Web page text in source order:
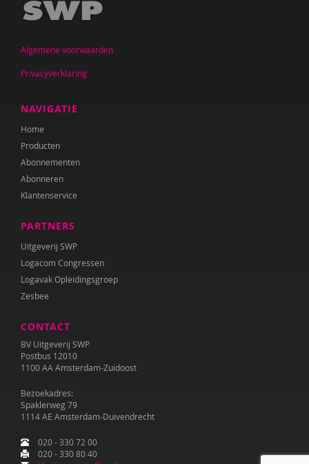
Algemene voorwaarden
Privacyverklaring
NAVIGATIE
Home
Producten
Abonnementen
Abonneren
Klantenservice
PARTNERS
Uitgeverij SWP
Logacom Congressen
Logavak Opleidingsgroep
Zesbee
CONTACT
BV Uitgeverij SWP
Postbus 12010
1100 AA Amsterdam-Zuidoost
Bezoekadres:
Spaklerweg 79
1114 AE Amsterdam-Duivendrecht
020 - 330 72 00
020 - 330 80 40